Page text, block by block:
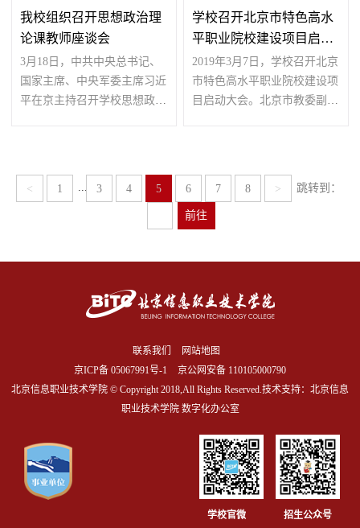
我校组织召开思想政治理
论课教师座谈会
3月18日，中共中央总书记、
国家主席、中央军委主席习近
平在京主持召开学校思想政治
学校召开北京市特色高水
平职业院校建设项目启动
大会
2019年3月7日，学校召开北京
市特色高水平职业院校建设项
目启动大会。北京市教委副主
< 1 ... 3 4 5 6 7 8 > 跳转到：
前往
联系我们
网站地图
京ICP备 05067991号-1
京公网安备 110105000790
北京信息职业技术学院 © Copyright 2018,All Rights Reserved.技术支持：北京信息
职业技术学院 数字化办公室
招生公众号
学校官微